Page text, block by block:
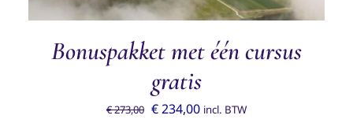
Bonuspakket met één cursus
gratis
€273,00 Oorspronkelijke
€234,00Huidige
incl. BTW